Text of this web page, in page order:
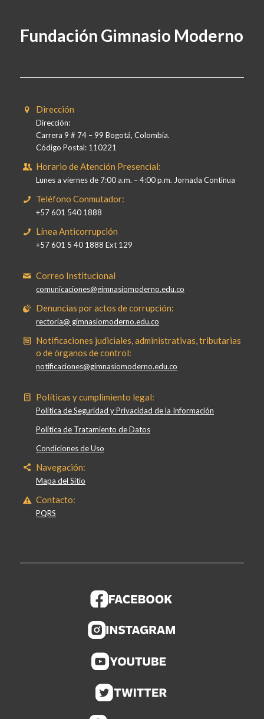
Fundación Gimnasio Moderno
Dirección
Dirección:
Carrera 9 # 74 – 99 Bogotá, Colombia.
Código Postal: 110221
Horario de Atención Presencial:
Lunes a viernes de 7:00 a.m. – 4:00 p.m. Jornada Continua
Teléfono Conmutador:
+57 601 540 1888
Línea Anticorrupción
+57 601 5 40 1888 Ext 129
Correo Institucional
comunicaciones@gimnasiomoderno.edu.co
Denuncias por actos de corrupción:
rectoria@ gimnasiomoderno.edu.co
Notificaciones judiciales, administrativas, tributarias
o de órganos de control:
notificaciones@gimnasiomoderno.edu.co
Políticas y cumplimiento legal:
Política de Seguridad y Privacidad de la Información
Política de Tratamiento de Datos
Condiciones de Uso
Navegación:
Mapa del Sitio
Contacto:
PQRS